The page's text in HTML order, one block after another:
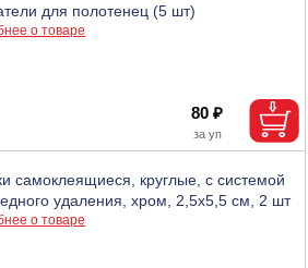
для полотенец (5 шт)
о товаре
80 ₽
самоклеящиеся, круглые, с системой
удаления, хром, 2,5х5,5 см, 2 шт
о товаре